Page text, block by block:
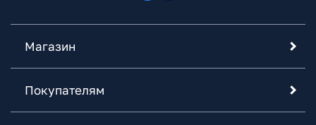
Магазин
Покупателям